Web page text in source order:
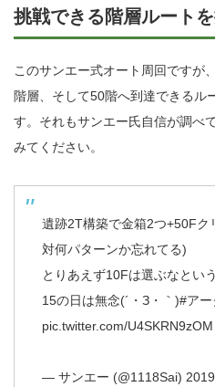
挑戦できる階層ルート
このサンエー式オート周回ですが
階層、そして50階へ到達できるル
す。それもサンエー氏自信が調べ
みてください。
遺跡2T構築で金箱2つ+50F
対何パターンか忘れてる)
とりあえず10Fは選ぶなとい
15の日は無念(´・З・｀)#アー
pic.twitter.com/U4SKRN9zOM
— サンエー (@1118Sai)